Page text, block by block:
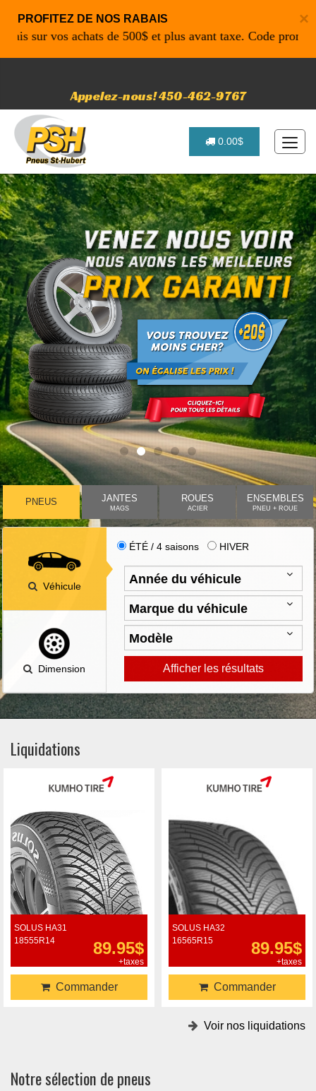
×
PROFITEZ DE NOS RABAIS
sur vos achats de 500$ et plus avant taxe. Code promo:
Appelez-nous! 450-462-9767
0.00$
PNEUS JANTES
MAGS
ROUES
ACIER
ENSEMBLES
PNEU + ROUE
Véhicule
Dimension
ÉTÉ / 4 saisons HIVER
Afficher les résultats
Liquidations
SOLUS HA31
18555R14
89.95$
+taxes
Commander
SOLUS HA32
16565R15
89.95$
+taxes
Commander
Voir nos liquidations
Notre sélection de pneus